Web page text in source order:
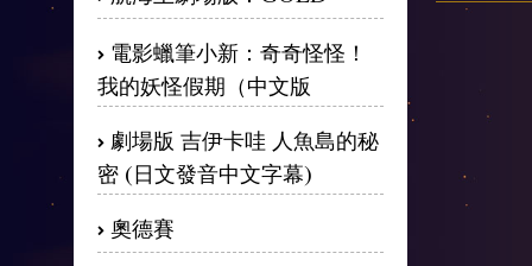
電影蠟筆小新：奇奇怪怪！
我的妖怪假期（中文版
劇場版 吉伊卡哇 人魚島的秘
密 (日文發音中文字幕)
奧德賽